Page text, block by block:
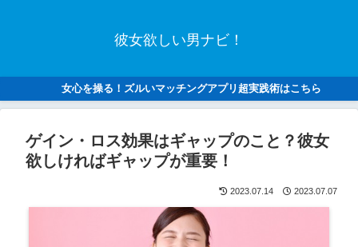
彼女欲しい男ナビ！
女心を操る！ズルいマッチングアプリ超実践術はこちら
ゲイン・ロス効果はギャップのこと？彼女
欲しければギャップが重要！
2023.07.14 2023.07.07